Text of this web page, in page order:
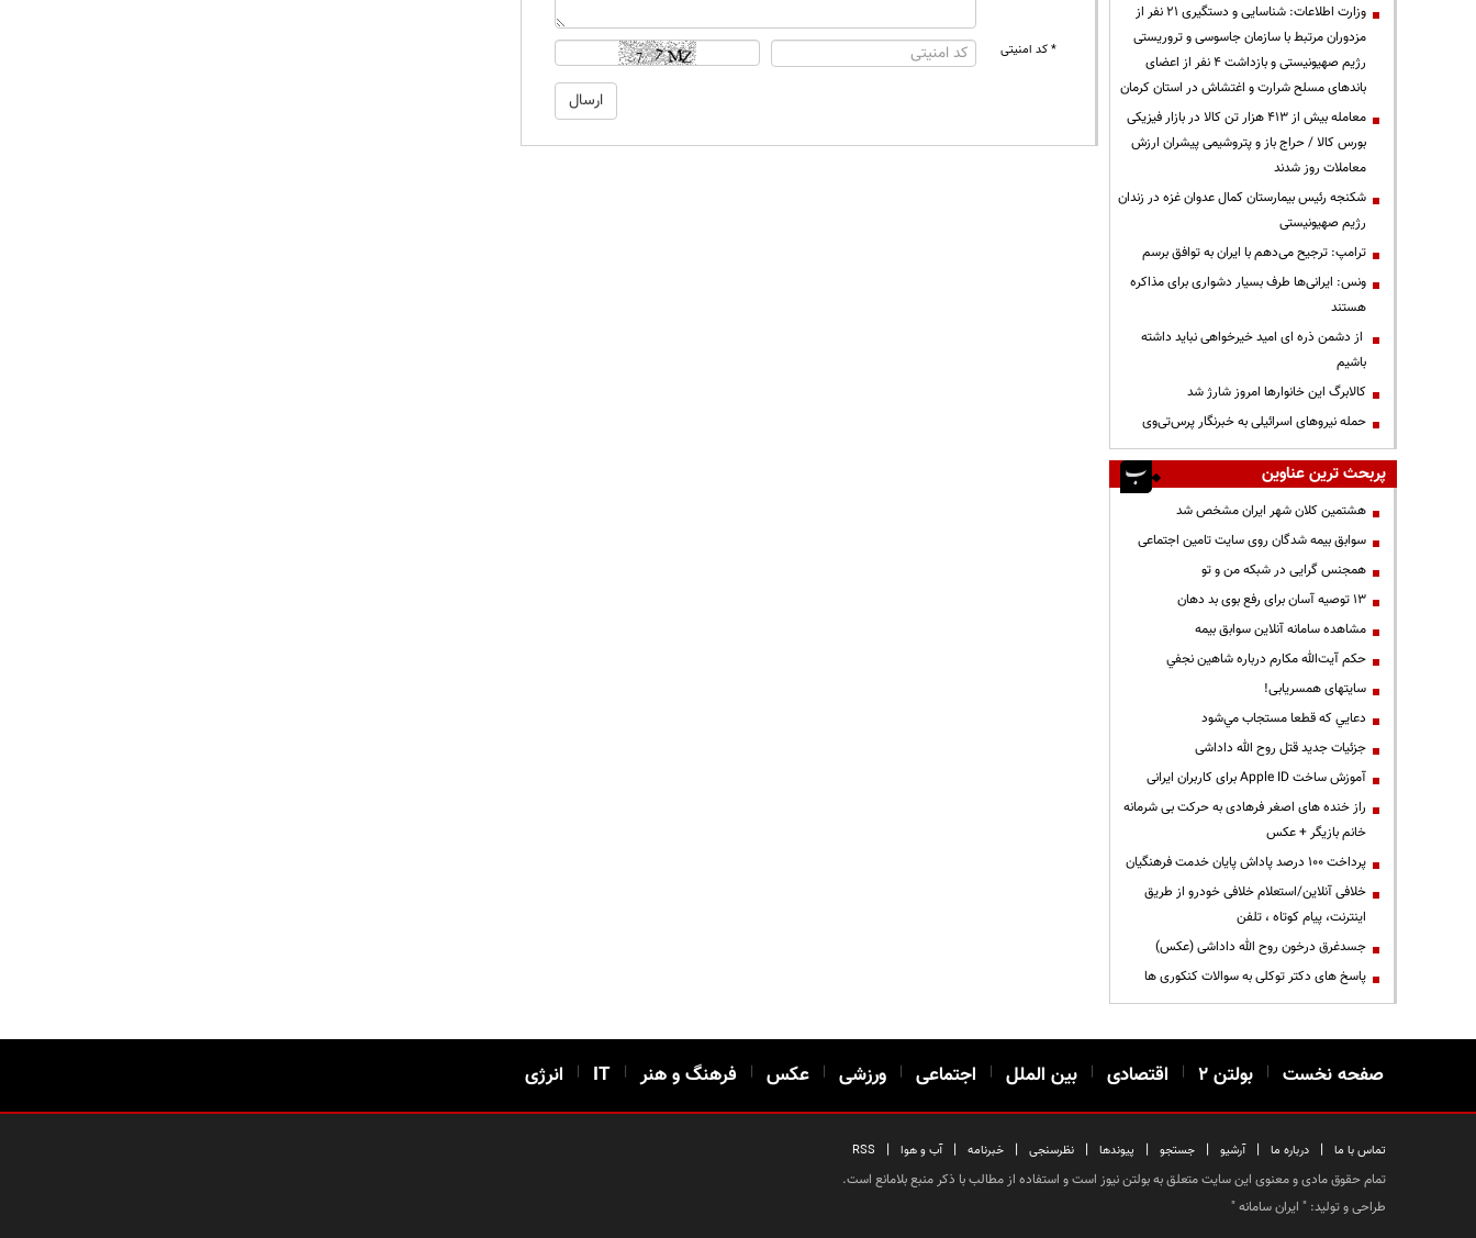
* کد امنیتی
وزارت اطلاعات: شناسایی و دستگیری ۲۱ نفر از
مزدوران مرتبط با سازمان جاسوسی و تروریستی
رژیم صهیونیستی و بازداشت ۴ نفر از اعضای
باندهای مسلح شرارت و اغتشاش در استان کرمان
معامله بیش از ۴۱۳ هزار تن کالا در بازار فیزیکی
بورس کالا / حراج باز و پتروشیمی پیشران ارزش
معاملات روز شدند
شکنجه رئیس بیمارستان کمال عدوان غزه در زندان
رژیم صهیونیستی
ترامپ: ترجیح می‌دهم با ایران به توافق برسم
ونس: ایرانی‌ها طرف بسیار دشواری برای مذاکره
هستند
از دشمن ذره ای امید خیرخواهی نباید داشته
باشیم
کالابرگ این خانوارها امروز شارژ شد
حمله نیروهای اسرائیلی به خبرنگار پرس‌تی‌وی
پربحث ترین عناوین
هشتمین کلان شهر ایران مشخص شد
سوابق بیمه شدگان روی سایت تامین اجتماعی
همجنس گرایی در شبکه من و تو
13 توصیه آسان برای رفع بوی بد دهان
مشاهده سامانه آنلاين سوابق بیمه
حكم آيت‌الله مكارم درباره شاهين نجفي
سایتهای همسریابی!
دعايي كه قطعا مستجاب مي‌شود
جزئیات جدید قتل روح الله داداشی
آموزش ساخت Apple ID برای کاربران ایرانی
راز خنده های اصغر فرهادی به حرکت بی شرمانه
خانم بازیگر + عکس
پرداخت ۱۰۰ درصد پاداش پایان خدمت فرهنگیان
خلافی آنلاین/استعلام خلافی خودرو از طریق
اینترنت، پیام کوتاه ، تلفن
جسدغرق درخون روح الله داداشی (عکس)
پاسخ های دکتر توکلی به سوالات کنکوری ها
صفحه نخست | بولتن ۲ | اقتصادی | بین الملل | اجتماعی | ورزشی | عکس | فرهنگ و هنر |
IT
| انرژی
تماس با ما | درباره ما | آرشیو | جستجو | پیوندها | نظرسنجی | خبرنامه | آب و هوا |
RSS
تمام حقوق مادی و معنوی این سایت متعلق به بولتن نیوز است و استفاده از مطالب با ذکر منبع بلامانع است.
طراحی و تولید: " ایران سامانه"